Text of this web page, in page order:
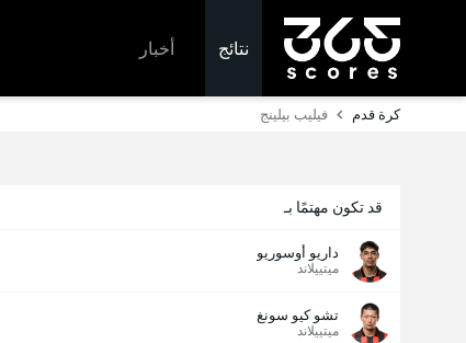
نتائج أخبار
كرة قدم فيليب بيلينج
قد تكون مهتمًا بـ
داريو أوسوريو
ميتييلاند
تشو كيو سونغ
ميتييلاند